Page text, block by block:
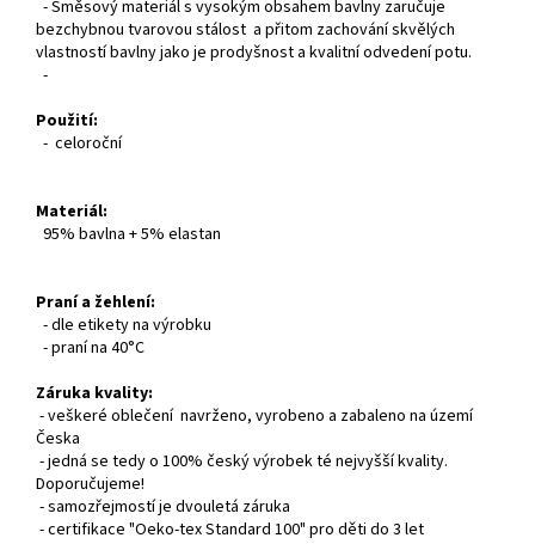
- Směsový materiál s vysokým obsahem bavlny zaručuje
bezchybnou tvarovou stálost a přitom zachování skvělých
vlastností bavlny jako je prodyšnost a kvalitní odvedení potu.
-
Použití:
- celoroční
Materiál:
95% bavlna + 5% elastan
Praní a žehlení:
- dle etikety na výrobku
- praní na 40°C
Záruka kvality:
- veškeré oblečení navrženo, vyrobeno a zabaleno na území
Česka
- jedná se tedy o 100% český výrobek té nejvyšší kvality.
Doporučujeme!
- samozřejmostí je dvouletá záruka
- certifikace "Oeko-tex Standard 100" pro děti do 3 let